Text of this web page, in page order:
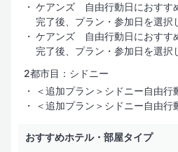
ケアンズ 自由行動日におすす
完了後、プラン・参加日を選択
ケアンズ 自由行動日におすす
完了後、プラン・参加日を選択
2都市目：シドニー
＜追加プラン＞シドニー自由行
＜追加プラン＞シドニー自由行
おすすめホテル・部屋タイプ